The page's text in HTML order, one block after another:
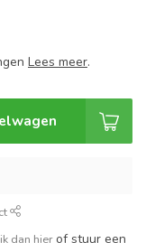
Lees meer.
dan hierof stuur een